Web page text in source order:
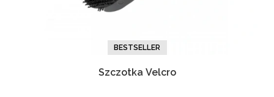
BESTSELLER
Szczotka Velcro